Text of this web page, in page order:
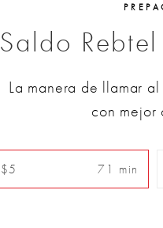
Saldo
La manera de llamar
con mejor
$5 71 min